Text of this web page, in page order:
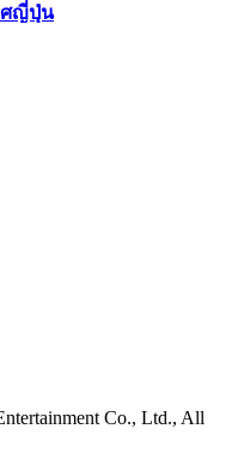
ศญี่ปุ่น
Co., Ltd., All